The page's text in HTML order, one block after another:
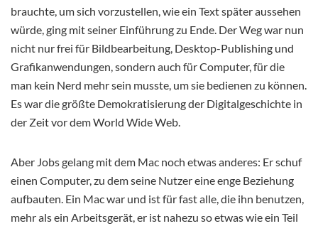
brauchte, um sich vorzustellen, wie ein Text später aussehen
würde, ging mit seiner Einführung zu Ende. Der Weg war nun
nicht nur frei für Bildbearbeitung, Desktop-Publishing und
Grafikanwendungen, sondern auch für Computer, für die
man kein Nerd mehr sein musste, um sie bedienen zu können.
Es war die größte Demokratisierung der Digitalgeschichte in
der Zeit vor dem World Wide Web.
Aber Jobs gelang mit dem Mac noch etwas anderes: Er schuf
einen Computer, zu dem seine Nutzer eine enge Beziehung
aufbauten. Ein Mac war und ist für fast alle, die ihn benutzen,
mehr als ein Arbeitsgerät, er ist nahezu so etwas wie ein Teil